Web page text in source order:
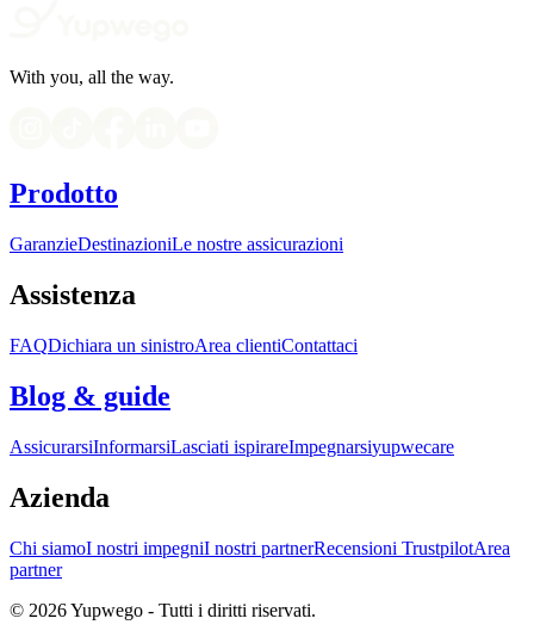
With you, all the way.
Prodotto
GaranzieDestinazioniLe nostre assicurazioni
Assistenza
FAQDichiara un sinistroArea clientiContattaci
Blog & guide
AssicurarsiInformarsiLasciati ispirareImpegnarsiyupwecare
Azienda
Chi siamoI nostri impegniI nostri partnerRecensioni TrustpilotArea
partner
© 2026 Yupwego - Tutti i diritti riservati.